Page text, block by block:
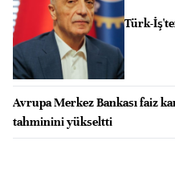
Türk-
Avrupa Merkez Bankası faiz
tahminini yükseltti